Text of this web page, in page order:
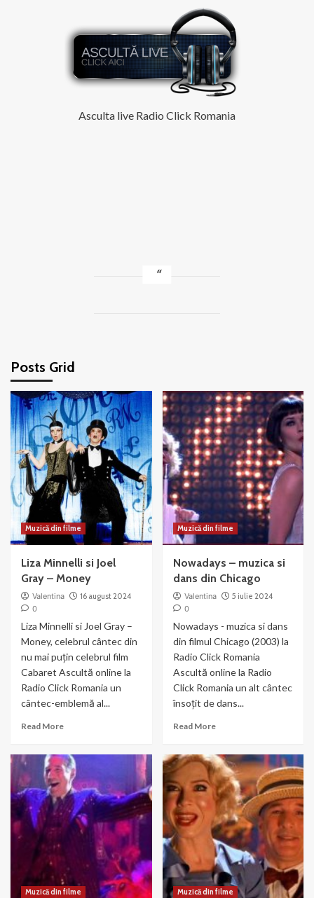
ani
Asculta live Radio Click Romania
Posts Grid
Muzică din filme
Liza Minnelli si Joel
Gray – Money
Valentina
16 august 2024
0
Liza Minnelli si Joel Gray –
Money, celebrul cântec din
nu mai puțin celebrul film
Cabaret Ascultă online la
Radio Click Romania un
cântec-emblemă al...
Read MoreRead
Liza
Minnelli
si
Joel
Gray
–
Muzică din filme
Nowadays – muzica si
dans din Chicago
Valentina
5 iulie 2024
0
Nowadays - muzica si dans
din filmul Chicago (2003) la
Radio Click Romania
Ascultă online la Radio
Click Romania un alt cântec
însoțit de dans...
Read MoreRead
Nowadays
–
muzica
si
dans
din
Chicago
Muzică din filme Muzică din filme